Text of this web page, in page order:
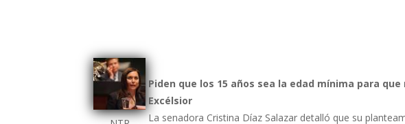
Piden que los 15 años sea la edad mínima para
Excélsior
La senadora Cristina Díaz Salazar detalló que su